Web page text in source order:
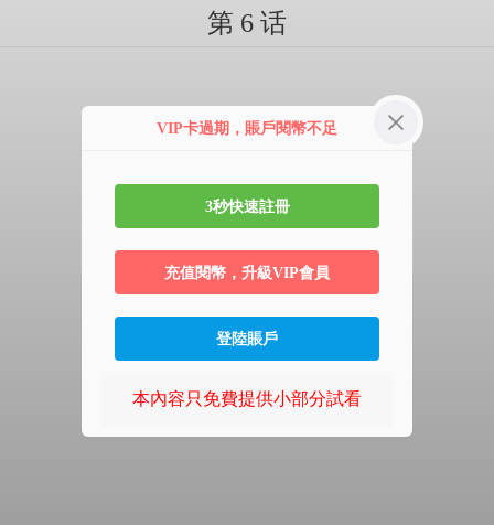
第 6 话
VIP卡過期，賬戶閱幣不足
3秒快速註冊
充值閱幣，升級VIP會員
登陸賬戶
本內容只免費提供小部分試看